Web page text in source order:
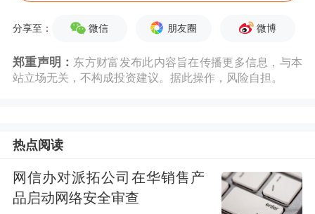
层面上，上市碳酸锂期货切实贴合国家
绿色发展方向，服务新能源产业高质量
发展，助力“双碳”等战略目标实现。
锂期货有助于服务锂电产业链发展，稳
定上下游企业的原料供应保障和产销成
本管理，助力产业链企业提升市场风险
分享至： 微信 朋友圈 微博
郑重声明： 东方财富发布此内容旨在传播更多信息，与本
站立场无关，不构成投资建议。据此操作，风险自担。
热点阅读
网信办对派拓公司在华销售产
品启动网络安全审查